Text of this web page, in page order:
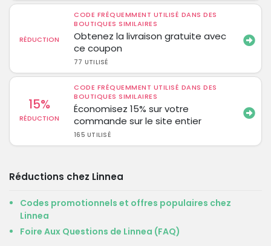
RÉDUCTION
CODE FRÉQUEMMENT UTILISÉ DANS DES
BOUTIQUES SIMILAIRES
Obtenez la livraison gratuite avec
ce coupon
77 UTILISÉ
15%
RÉDUCTION
CODE FRÉQUEMMENT UTILISÉ DANS DES
BOUTIQUES SIMILAIRES
Économisez 15% sur votre
commande sur le site entier
165 UTILISÉ
Réductions chez Linnea
Codes promotionnels et offres populaires chez
Linnea
Foire Aux Questions de Linnea (FAQ)